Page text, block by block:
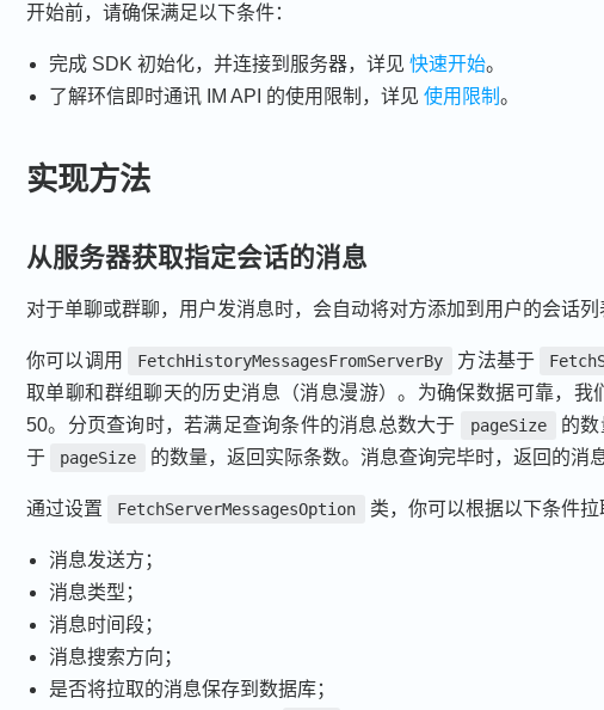
开始前，请确保满足以下条件：
完成 SDK 初始化，并连接到服务器，详见快速开始。
了解环信即时通讯 IM API 的使用限制，详见使用限制。
实现方法
从服务器获取指定会话的消息
对于单聊或群聊，用户发消息时，会自动将对方添加到用户的会话列
你可以调用 FetchHistoryMessagesFromServerBy 方法基于
取单聊和群组聊天的历史消息（消息漫游）。为确保数据可靠，我
50。分页查询时，若满足查询条件的消息总数大于
pageSize 的数
于
pageSize 的数量，返回实际条数。消息查询完毕时，返回的消
通过设置 FetchServerMessagesOption 类，你可以根据以下条件拉
消息发送方；
消息类型；
消息时间段；
消息搜索方向；
是否将拉取的消息保存到数据库；